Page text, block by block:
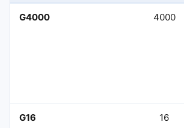
G4000 4000
G16 16